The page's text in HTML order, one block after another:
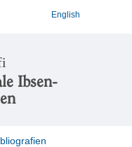
English
Ibsen-